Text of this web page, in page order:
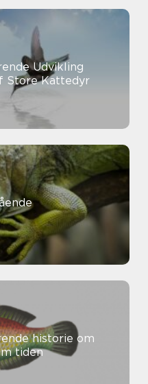
Udvikling
Store Kattedyr
historie om
tiden